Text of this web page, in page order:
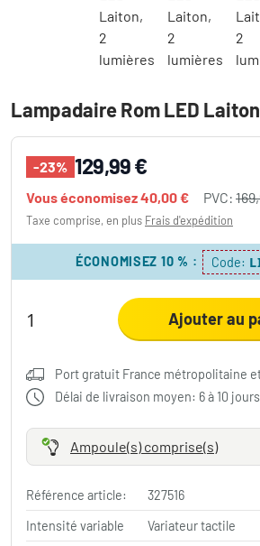
Lampadaire Rom LED
-23% 129,99 €
Vous économisez40,00 € PVC:
Taxe comprise, en plus Frais d'expédition
ÉCONOMISEZ 10 % : Code:
Ajouter au
Port gratuit France métropolitaine
Délai de livraison moyen: 6 à 10
Ampoule(s) comprise(s)
Référence article:
327516
Intensité variable
Variateur tactile